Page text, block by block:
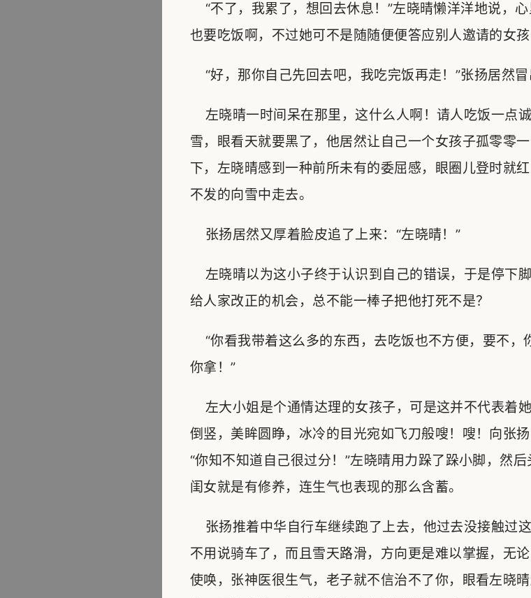
“不了，我累了，想回去休息！”左晓晴懒洋洋地说，
也要吃饭啊，不过她可不是随随便便答应别人邀请的女
“好，那你自己先回去吧，我吃完饭再走！”张扬居然冒
左晓晴一时间呆在那里，这什么人啊！请人吃饭一点
雪，眼看天就要黑了，他居然让自己一个女孩子孤零零
下，左晓晴感到一种前所未有的委屈感，眼圈儿登时就
不发的向雪中走去。
张扬居然又厚着脸皮追了上来：“左晓晴！”
左晓晴以为这小子终于认识到自己的错误，于是停下
给人家改正的机会，总不能一棒子把他打死不是？
“你看我带着这么多的东西，去吃饭也不方便，要不，
你拿！”
左大小姐是个通情达理的女孩子，可是这并不代表着
倒竖，美眸圆睁，冰冷的目光宛如飞刀般嗖！嗖！向张
“你知不知道自己很过分！”左晓晴用力跺了跺小脚，然
闺女就是有修养，连生气也表现的那么含蓄。
张扬推着中华自行车继续跑了上去，他过去没接触过
不用说骑车了，而且雪天路滑，方向更是难以掌握，无
使唤，张神医很生气，老子就不信治不了你，眼看左晓